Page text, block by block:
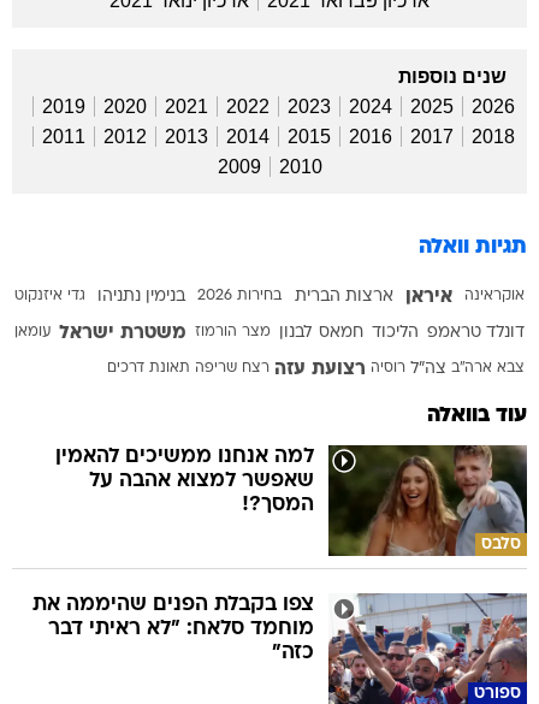
שנים נוספות
2026
2025
2024
2023
2022
2021
2020
2019
2018
2017
2016
2015
2014
2013
2012
2011
2010
2009
תגיות וואלה
אוקראינה איראן ארצות הברית בחירות 2026 בנימין נתניהו גדי איזנקוט
דונלד טראמפ הליכוד חמאס לבנון מצר הורמוז משטרת ישראל עומאן
צבא ארה"ב צה"ל רוסיה רצועת עזה רצח שריפה תאונת דרכים
עוד בוואלה
סלבס
למה אנחנו ממשיכים להאמין
שאפשר למצוא אהבה על
המסך?!
ספורט
צפו בקבלת הפנים שהיממה את
מוחמד סלאח: "לא ראיתי דבר
כזה"